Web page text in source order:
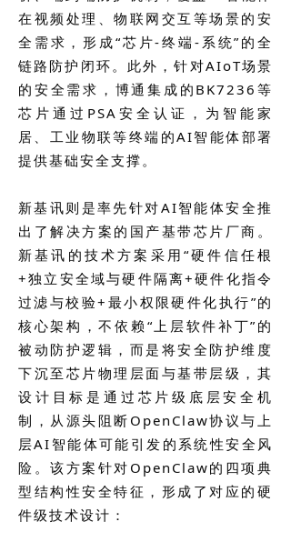
在视频处理、物联网交互等场景的安
全需求，形成“芯片-终端-系统”的全
链路防护闭环。此外，针对AIoT场景
的安全需求，博通集成的BK7236等
芯片通过PSA安全认证，为智能家
居、工业物联等终端的AI智能体部署
提供基础安全支撑。
新基讯则是率先针对AI智能体安全推
出了解决方案的国产基带芯片厂商。
新基讯的技术方案采用“硬件信任根
+独立安全域与硬件隔离+硬件化指令
过滤与校验+最小权限硬件化执行”的
核心架构，不依赖“上层软件补丁”的
被动防护逻辑，而是将安全防护维度
下沉至芯片物理层面与基带层级，其
设计目标是通过芯片级底层安全机
制，从源头阻断OpenClaw协议与上
层AI智能体可能引发的系统性安全风
险。该方案针对OpenClaw的四项典
型结构性安全特征，形成了对应的硬
件级技术设计：